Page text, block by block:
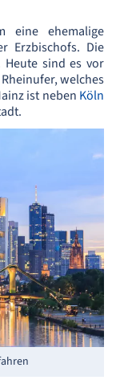
ehemalige
Erzbischofs. Die
Heute sind es vor
welches
ist neben Köln